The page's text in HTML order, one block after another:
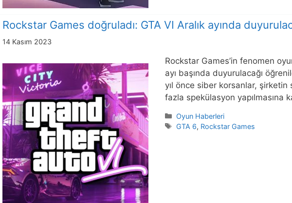
Rockstar Games doğruladı: GTA VI Aralık ayında
14 Kasım 2023
Rockstar Games’in fenomen
ayı başında duyurulacağı
yıl önce siber korsanlar, şirketin
fazla spekülasyon yapılmasına
Kategoriler
Oyun Haberleri
Etiketler
GTA 6, Rockstar Games